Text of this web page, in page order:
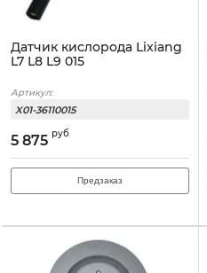
Датчик кислорода Lixiang
L7 L8 L9 015
Артикул:
X01-36110015
5 875 руб
Предзаказ